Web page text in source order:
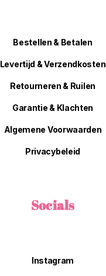
Bestellen & Betalen
Levertijd & Verzendkosten
Retourneren & Ruilen
Garantie & Klachten
Algemene Voorwaarden
Privacybeleid
Socials
Instagram